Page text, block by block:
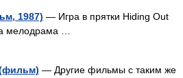
1987) — Игра в прятки Hiding Out
мелодрама …
— Другие фильмы с таким же